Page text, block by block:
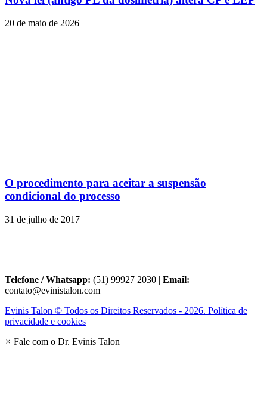
20 de maio de 2026
O procedimento para aceitar a suspensão
condicional do processo
31 de julho de 2017
Telefone / Whatsapp: (51) 99927 2030 | Email:
contato@evinistalon.com
Evinis Talon © Todos os Direitos Reservados - 2026. Política de
privacidade e cookies
× Fale com o Dr. Evinis Talon